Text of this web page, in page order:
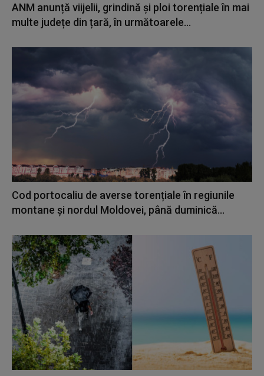
ANM anunță viijelii, grindină și ploi torențiale în mai
multe județe din țară, în următoarele...
Cod portocaliu de averse torențiale în regiunile
montane și nordul Moldovei, până duminică...